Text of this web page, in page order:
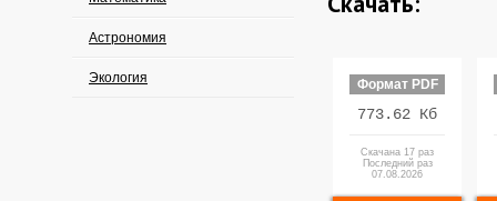
Астрономия
Экология Формат PDF
773.62 Кб
Скачана 17 раз
Последний раз
07.08.2026